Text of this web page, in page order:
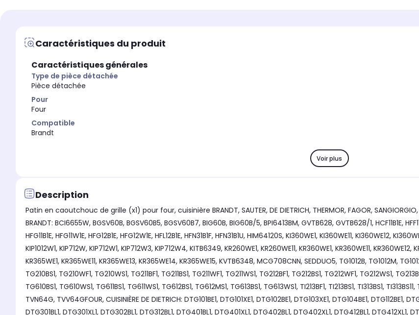
Caractéristiques du produit
Caractéristiques générales
Type de pièce détachée
Pièce détachée
Pour
Four
Compatible
Brandt
Voir plus
Description
Patin en caoutchouc de grille (x1) pour four, cuisinière BRANDT, SAUTER, DE DIETRICH, THERMOR, FAGOR,
BRANDT: BCI6655W, BGSV60B, BGSV60B5, BGSV60B7, BIG60B, BIG60B/5, BPI6413BM, GVTB628, GVTB628/1, HCF11B1E, HFF11B1E,
HFG11B1E, HFG11W1E, HFG12B1E, HFG12W1E, HFL12B1E, HFN31B1F, HFN31B1U, HIM64120S, KI360WE1, KI360WE11, KI360WE12,
KIP1012W1, KIP712W, KIP712W1, KIP712W3, KIP712W4, KITB6349, KR260WE1, KR260WE11, KR360WE1, KR360WE11, KR360WE12,
KR365WE1, KR365WE11, KR365WE13, KR365WE14, KR365WE15, KVTB6348, MCG708CNN, SEDDUO5, TG1012B, TG1012M,
TG210BS1, TG210WF1, TG210WS1, TG211BF1, TG211BS1, TG211WF1, TG211WS1, TG212BF1, TG212BS1, TG212WF1, TG212WS1,
TG610BS1, TG610WS1, TG611BS1, TG611WS1, TG612BS1, TG612MS1, TG613BS1, TG613WS1, TI213BF1, TI213BS1, TI313BS1,
TVN64G, TVV64GFOUR, CUISINIÈRE DE DIETRICH: DTG101BE1, DTG101XE1, DTG102BE1, DTG103XE1, DTG104BE1, DTG112BE1,
DTG301BL1, DTG301XL1, DTG302BL1, DTG312BL1, DTG401BL1, DTG401XL1, DTG402BL1, DTG402XL1, DTG412BL1,